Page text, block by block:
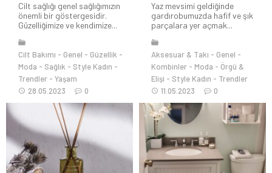
Cilt sağlığı genel sağlığımızın
önemli bir göstergesidir.
Güzelliğimize ve kendimize...
Cilt Bakımı Genel
Güzellik
Moda
Sağlık
Style Kadın
Trendler
Yaşam
28.05.2023
0
Yaz mevsimi geldiğinde
gardırobumuzda hafif ve şık
parçalara yer açmak...
Aksesuar & Takı
Genel
Kombinler
Moda
Örgü &
Elişi
Style Kadın
Trendler
11.05.2023
0